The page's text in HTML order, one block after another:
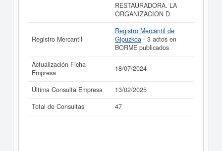
RESTAURADORA. LA
ORGANIZACION D
Registro Mercantil
Registro Mercantil de
Gipuzkoa - 3 actos en
BORME publicados
Actualización Ficha
Empresa
18/07/2024
Última Consulta Empresa
13/02/2025
Total de Consultas
47